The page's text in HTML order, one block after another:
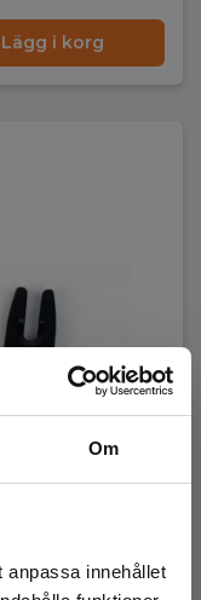
Om
anpassa innehållet
Lägg i korg